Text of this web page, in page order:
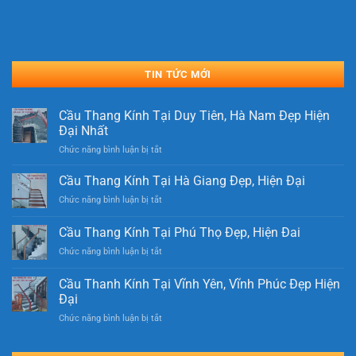
TIN TỨC MỚI
Cầu Thang Kính Tại Duy Tiên, Hà Nam Đẹp Hiện
Đại Nhất
Chức năng bình luận bị tắt
Thang
Kính
Tại
Tiên,
Nam
Hiện
Cầu Thang Kính Tại Hà Giang Đẹp, Hiện Đại
Chức năng bình luận bị tắt
Thang
Kính
Tại
Giang
Đẹp,
Đại
Cầu Thang Kính Tại Phú Thọ Đẹp, Hiện Đai
Chức năng bình luận bị tắt
Thang
Kính
Phú
Cầu Thanh Kính Tại Vĩnh Yên, Vĩnh Phúc Đẹp Hiện
Đại
Chức năng bình luận bị tắt